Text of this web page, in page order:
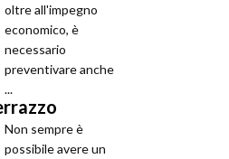
oltre all'impegno
economico, è
necessario
preventivare anche
...
Non sempre è
possibile avere un